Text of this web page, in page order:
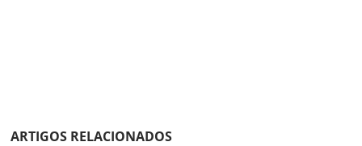
ARTIGOS RELACIONADOS